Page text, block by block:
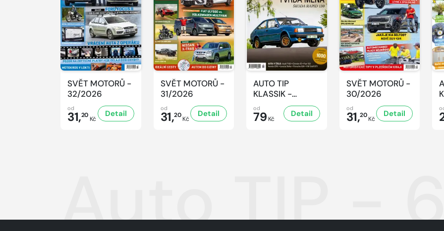
SVĚT MOTORŮ -
32/2026
od
31,20 Kč
Detail
SVĚT MOTORŮ -
31/2026
od
31,20Kč
Detail
AUTO TIP
KLASSIK -
7/2026
od
79 Kč
Detail
SVĚT MOTORŮ -
30/2026
od
31,20Kč
Detail
Auto TIP -